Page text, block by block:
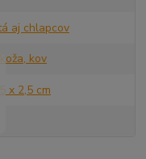
aj chlapcov
kov
x 2,5 cm